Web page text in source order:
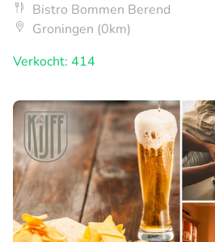
Bistro Bommen Berend
Groningen (0km)
Verkocht: 414